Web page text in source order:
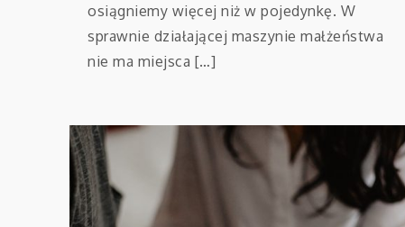
osiągniemy więcej niż w pojedynkę. W
sprawnie działającej maszynie małżeństwa
nie ma miejsca […]